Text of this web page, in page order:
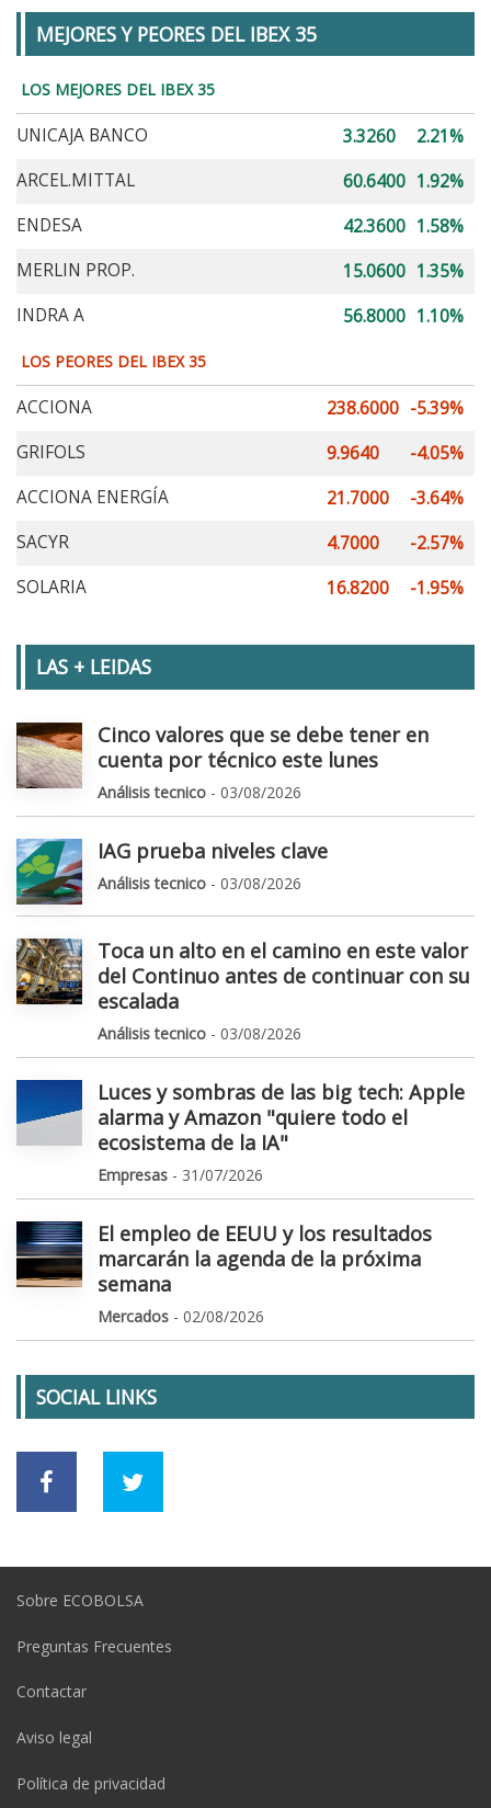
MEJORES Y PEORES DEL IBEX 35
LOS MEJORES DEL IBEX 35
UNICAJA BANCO 3.3260
2.21%
ARCEL.MITTAL
60.6400 1.92%
ENDESA
42.3600 1.58%
MERLIN PROP.
15.0600 1.35%
INDRA A
56.8000 1.10%
LOS PEORES DEL IBEX 35
ACCIONA 238.6000 -5.39%
GRIFOLS
9.9640
-4.05%
ACCIONA ENERGÍA
21.7000
-3.64%
SACYR
4.7000
-2.57%
SOLARIA
16.8200 -1.95%
LAS + LEIDAS
Cinco valores que se debe tener en
cuenta por técnico este lunes
Análisis tecnico - 03/08/2026
IAG prueba niveles clave
Análisis tecnico - 03/08/2026
Toca un alto en el camino en este valor
del Continuo antes de continuar con su
escalada
Análisis tecnico - 03/08/2026
Luces y sombras de las big tech: Apple
alarma y Amazon "quiere todo el
ecosistema de la IA"
Empresas - 31/07/2026
El empleo de EEUU y los resultados
marcarán la agenda de la próxima
semana
Mercados - 02/08/2026
SOCIAL LINKS
Sobre ECOBOLSA
Preguntas Frecuentes
Contactar
Aviso legal
Política de privacidad